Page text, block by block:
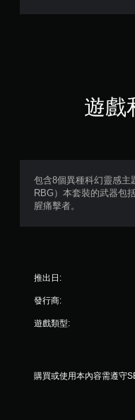
遊戲
包含8個異種科幻靈感主
RBG）本套裝的武器包
腥痛擊者。
推出日:
發行商:
遊戲類型:
購買或使用本內容需遵守